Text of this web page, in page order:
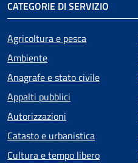
CATEGORIE DI SERVIZIO
Agricoltura e pesca
Ambiente
Anagrafe e stato civile
Appalti pubblici
Autorizzazioni
Catasto e urbanistica
Cultura e tempo libero